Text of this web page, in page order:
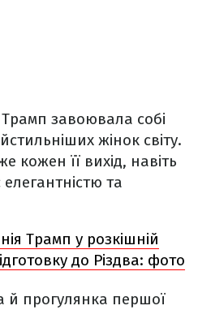
завоювала собі
жінок світу.
кожен її вихід, навіть
та
Трамп у розкішній
до Різдва: фото
й прогулянка першої